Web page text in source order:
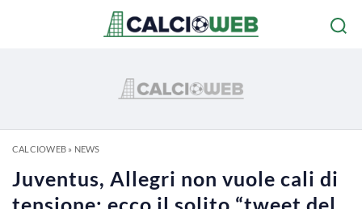
CALCIOWEB» NEWS
Juventus, Allegri non vuole cali di
tensione: ecco il solito “tweet del